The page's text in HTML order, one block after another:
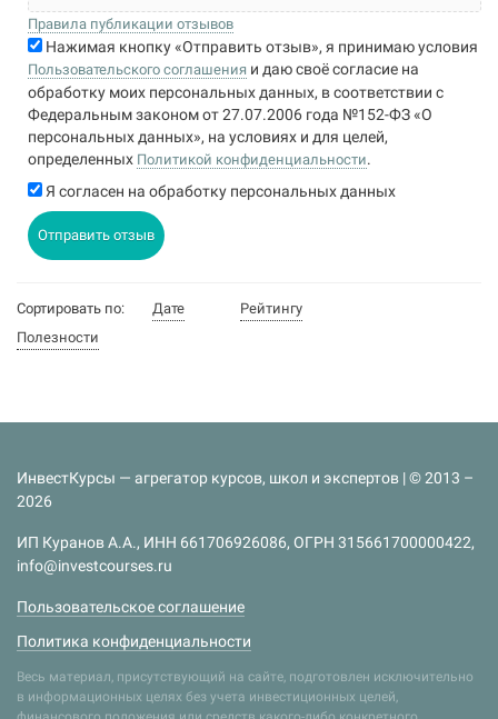
Правила публикации отзывов
Нажимая кнопку «Отправить отзыв», я принимаю условия
Пользовательского соглашения и даю своё согласие на
обработку моих персональных данных, в соответствии с
Федеральным законом от 27.07.2006 года №152-ФЗ «О
персональных данных», на условиях и для целей,
определенных Политикой конфиденциальности.
Я согласен на обработку персональных данных
Отправить отзыв
Сортировать по: Дате
Рейтингу
Полезности
ИнвестКурсы — агрегатор курсов, школ и экспертов | © 2013 –
2026
ИП Куранов А.А., ИНН 661706926086, ОГРН 315661700000422,
info@investcourses.ru
Пользовательское соглашение
Политика конфиденциальности
Весь материал, присутствующий на сайте, подготовлен исключительно
в информационных целях без учета инвестиционных целей,